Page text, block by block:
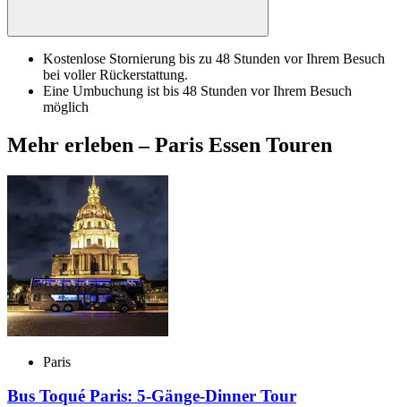
Kostenlose Stornierung bis zu 48 Stunden vor Ihrem Besuch
bei voller Rückerstattung.
Eine Umbuchung ist bis 48 Stunden vor Ihrem Besuch
möglich
Mehr erleben – Paris Essen Touren
Paris
Bus Toqué Paris: 5-Gänge-Dinner Tour